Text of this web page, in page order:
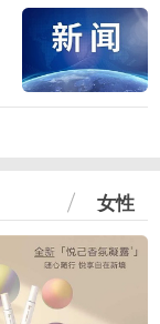
女性